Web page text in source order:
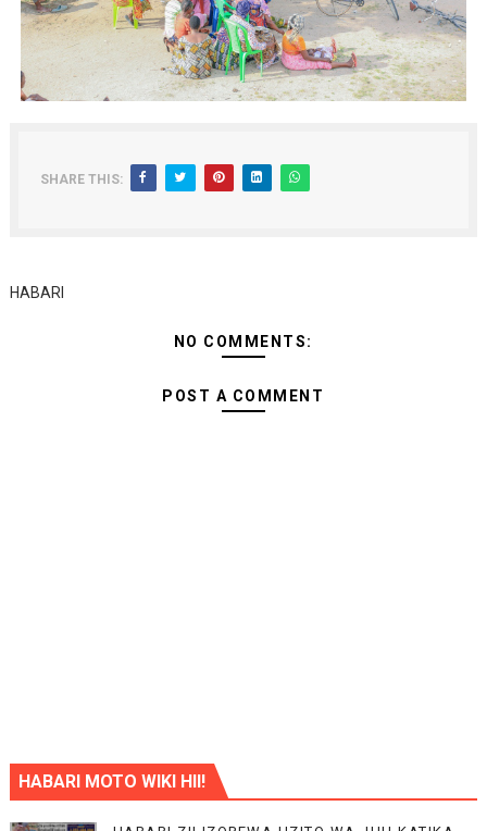
SHARE THIS:
HABARI
NO COMMENTS:
POST A COMMENT
HABARI MOTO WIKI HII!